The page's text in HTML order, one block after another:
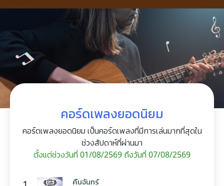
คอร์ดเพลงยอดนิยม
คอร์ดเพลงยอดนิยม เป็นคอร์ดเพลงที่มีการเล่นมากที่สุดใน
ช่วงสัปดาห์ที่ผ่านมา
ตั้งแต่ช่วงวันที่ 01/08/2569 ถึงวันที่ 07/08/2569
คืนจันทร์